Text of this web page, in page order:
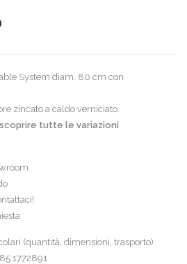
è:
€230,00.
System diam. 80 cm con
zincato a caldo verniciato.
tutte le variazioni
(quantità, dimensioni, trasporto)
1772891